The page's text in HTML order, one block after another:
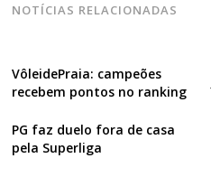
NOTÍCIAS RELACIONADAS
VôleidePraia: campeões
recebem pontos no ranking
PG faz duelo fora de casa
pela Superliga